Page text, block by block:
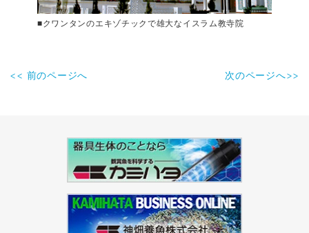
■クワンタンのエキゾチックで雄大なイスラム教寺院
<< 前のページへ 次のページへ>>